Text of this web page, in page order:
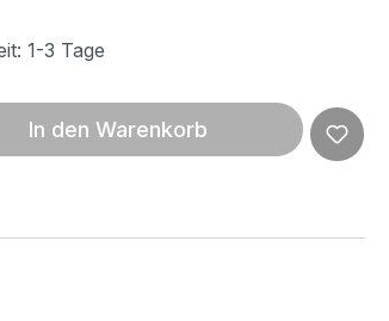
1-3 Tage
den gewünschten Wert
In den Warenkorb